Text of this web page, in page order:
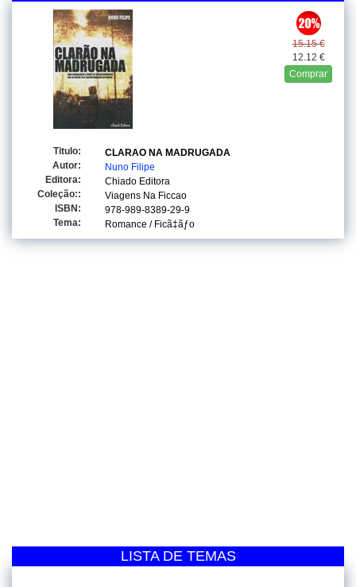
15.15 €
12.12 €
Comprar
Titulo:
CLARAO NA MADRUGADA
Autor:
Nuno Filipe
Editora:
Chiado Editora
Coleção::
Viagens Na Ficcao
ISBN:
978-989-8389-29-9
Tema:
Romance / Ficã‡ãƒo
LISTA DE TEMAS